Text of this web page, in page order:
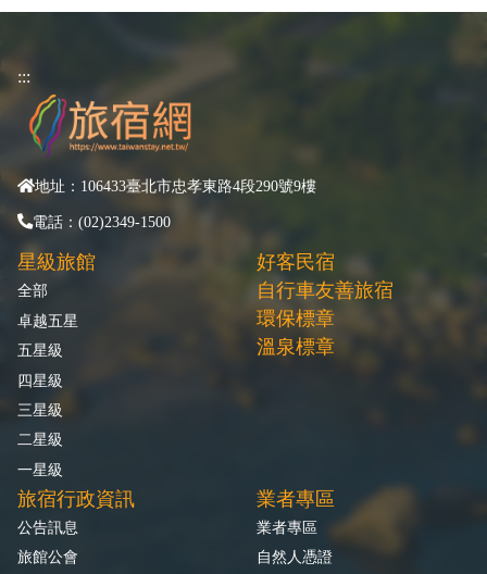
:::
地址：106433臺北市忠孝東路4段290號9樓
電話：(02)2349-1500
星級旅館
全部
卓越五星
五星級
四星級
三星級
二星級
一星級
好客民宿
自行車友善旅宿
環保標章
溫泉標章
旅宿行政資訊
公告訊息
旅館公會
業者專區
業者專區
自然人憑證